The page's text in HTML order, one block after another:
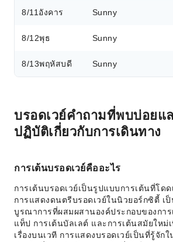
8/11 อังคาร Sunny
8/12พุธ Sunny
8/13พฤหัสบดี Sunny
บรอดเวย์คำถามที่พบบ่อยแ
ปฏิบัติเกี่ยวกับการเดินทาง
การเต้นบรอดเวย์คืออะไร
การเต้นบรอดเวย์เป็นรูปแบบการเต้นที่โด
การแสดงดนตรีบรอดเวย์ในนิวยอร์กซิตี้ เ
บูรณาการที่ผสมผสานองค์ประกอบของการ
แท็ป การเต้นบัลเลต์ และการเต้นสมัยใหม่
เรื่องบนเวที การแสดงบรอดเวย์เป็นที่รู้จัก